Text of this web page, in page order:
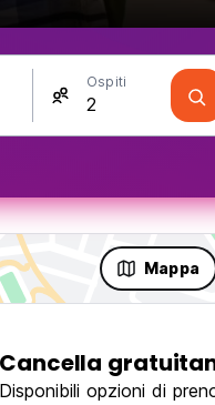
Ospiti
Mappa
Cancella
Disponibili opzioni di